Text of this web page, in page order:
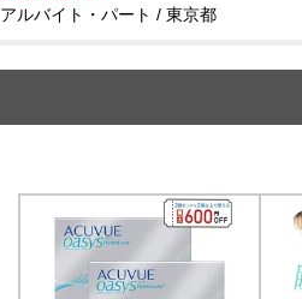
アルバイト・パート / 東京都